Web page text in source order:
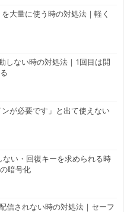
大量に使う時の対処法｜軽く
しない時の対処法｜1回目は開
が必要です」と出て使えない
ない・回復キーを求められる時
暗号化
信されない時の対処法｜セーフ